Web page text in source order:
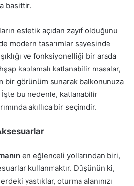
basittir.
estetik açıdan zayıf olduğunu
modern tasarımlar sayesinde
ve fonksiyonelliği bir arada
kaplamalı katlanabilir masalar,
bir görünüm sunarak balkonunuza
İşte bu nedenle, katlanabilir
akıllıca bir seçimdir.
en eğlenceli yollarından biri,
kullanmaktır. Düşünün ki,
yastıklar, oturma alanınızı